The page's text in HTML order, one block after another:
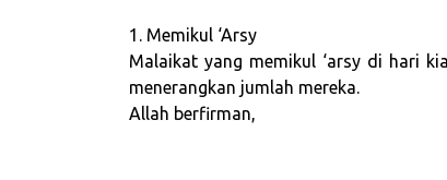
1. Memikul ‘Arsy
Malaikat yang memikul ‘arsy di hari
menerangkan jumlah mereka.
Allah berfirman,